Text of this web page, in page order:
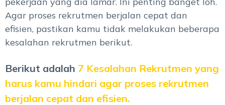
Agar proses rekrutmen berjalan cepat dan
efisien, pastikan kamu tidak melakukan beberapa
kesalahan rekrutmen berikut.
Berikut adalah 7 Kesalahan Rekrutmen yang
harus kamu hindari agar proses rekrutmen
berjalan cepat dan efisien.